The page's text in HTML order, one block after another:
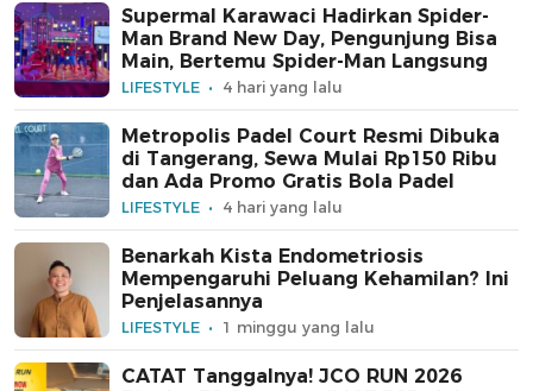
Supermal Karawaci Hadirkan Spider-
Man Brand New Day, Pengunjung Bisa
Main, Bertemu Spider-Man Langsung
LIFESTYLE 4 hari yang lalu
Metropolis Padel Court Resmi Dibuka
di Tangerang, Sewa Mulai Rp150 Ribu
dan Ada Promo Gratis Bola Padel
LIFESTYLE 4 hari yang lalu
Benarkah Kista Endometriosis
Mempengaruhi Peluang Kehamilan? Ini
Penjelasannya
LIFESTYLE 1 minggu yang lalu
CATAT Tanggalnya! JCO RUN 2026